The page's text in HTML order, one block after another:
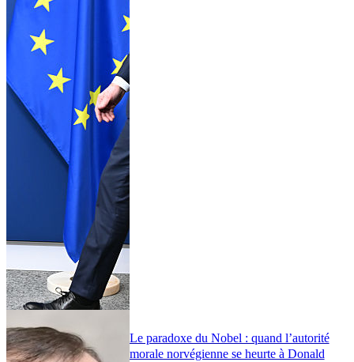
Le paradoxe du Nobel : quand l’autorité
morale norvégienne se heurte à Donald